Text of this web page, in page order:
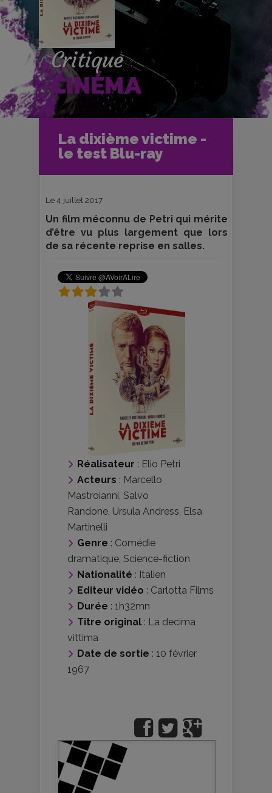
Critique
CINÉMA
La dixième victime -
le test Blu-ray
Accueil
Cinéma
Critiques et fiches films
Ciné-Club
La dixième victime - le test Blu-ray
Le 4 juillet 2017
Un film méconnu de Petri qui mérite
d’être vu plus largement que lors
de sa récente reprise en salles.
Réalisateur : Elio Petri
Acteurs : Marcello
Mastroianni Salvo
Randone Ursula Andress Elsa
Martinelli
Genre : Comédie
dramatique Science-fiction
Nationalité : Italien
Editeur vidéo : Carlotta Films
Durée : 1h32mn
Titre original : La decima
vittima
Date de sortie : 10 février
1967